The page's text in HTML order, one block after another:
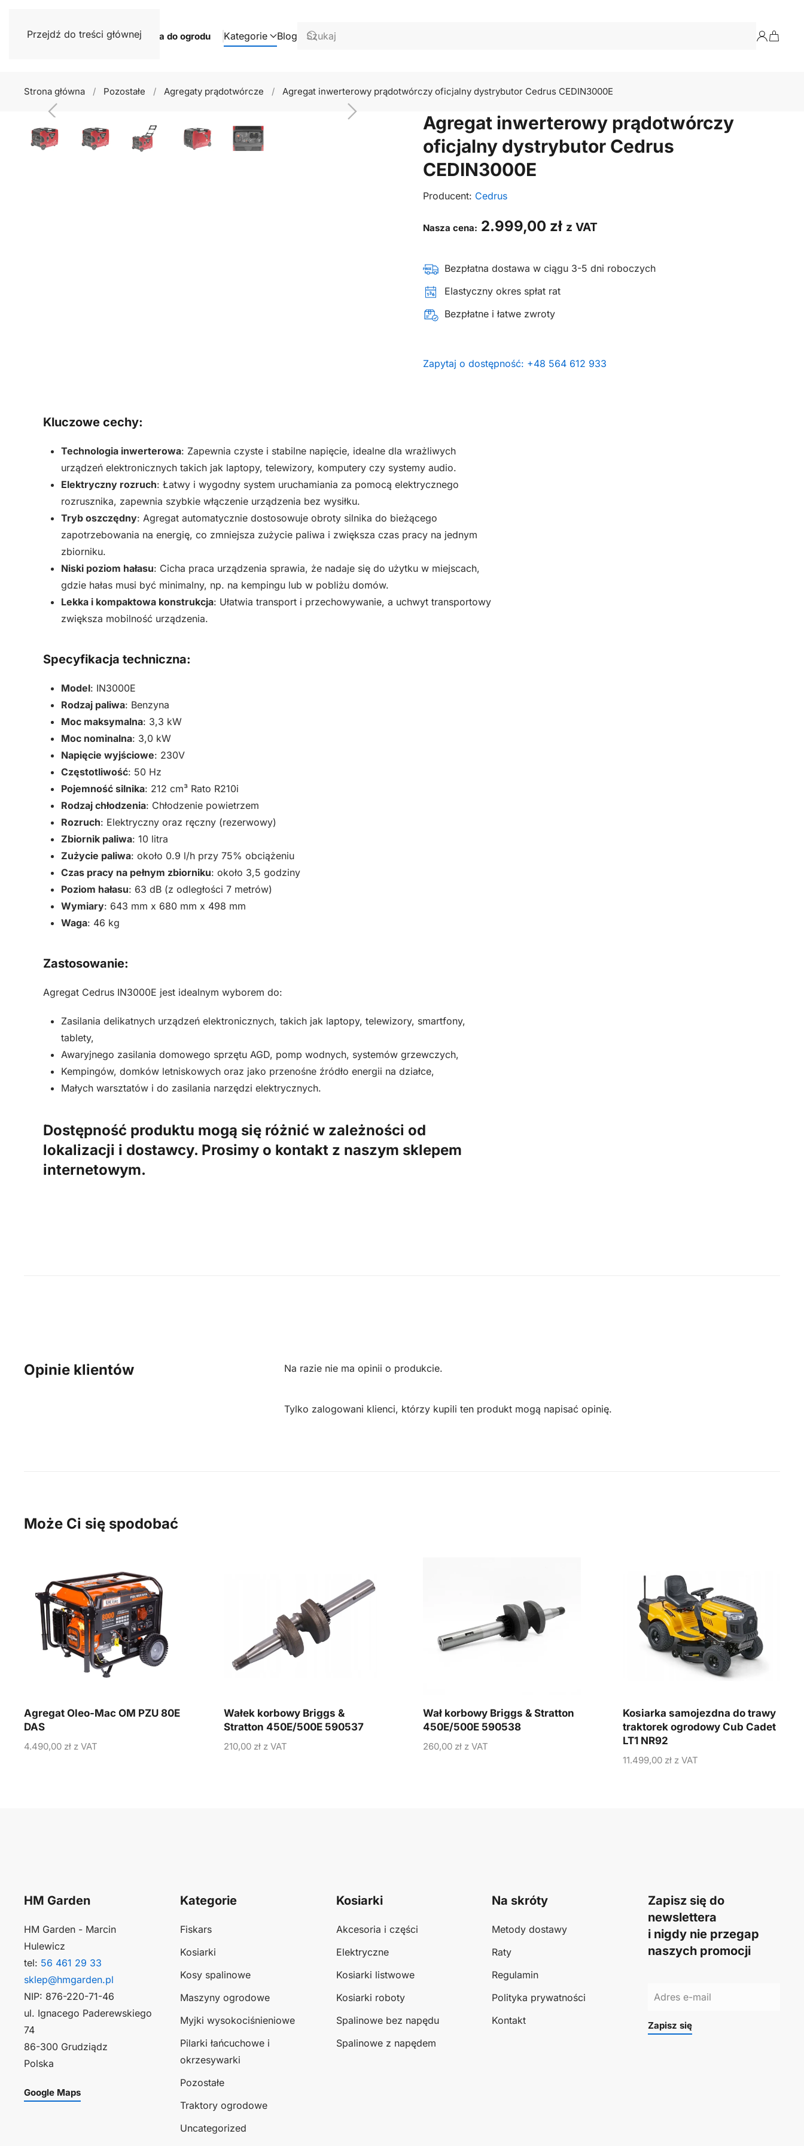
Przejdź do treści głównejNarzędzia do ogrodu Kategorie Blog
Strona główna Pozostałe Agregaty prądotwórcze Agregat inwerterowy prądotwórczy oficjalny dystrybutor Cedrus CEDIN3000E
Agregat inwerterowy prądotwórczy
oficjalny dystrybutor Cedrus
CEDIN3000E
Producent: Cedrus
Nasza cena: 2.999,00 zł z VAT
Bezpłatna dostawa w ciągu 3-5 dni roboczych
Elastyczny okres spłat rat
Bezpłatne i łatwe zwroty
Zapytaj o dostępność: +48 564 612 933
Kluczowe cechy:
Technologia inwerterowa: Zapewnia czyste i stabilne napięcie, idealne dla wrażliwych
urządzeń elektronicznych takich jak laptopy, telewizory, komputery czy systemy audio.
Elektryczny rozruch: Łatwy i wygodny system uruchamiania za pomocą elektrycznego
rozrusznika, zapewnia szybkie włączenie urządzenia bez wysiłku.
Tryb oszczędny: Agregat automatycznie dostosowuje obroty silnika do bieżącego
zapotrzebowania na energię, co zmniejsza zużycie paliwa i zwiększa czas pracy na jednym
zbiorniku.
Niski poziom hałasu: Cicha praca urządzenia sprawia, że nadaje się do użytku w miejscach,
gdzie hałas musi być minimalny, np. na kempingu lub w pobliżu domów.
Lekka i kompaktowa konstrukcja: Ułatwia transport i przechowywanie, a uchwyt transportowy
zwiększa mobilność urządzenia.
Specyfikacja techniczna:
Model: IN3000E
Rodzaj paliwa: Benzyna
Moc maksymalna: 3,3 kW
Moc nominalna: 3,0 kW
Napięcie wyjściowe: 230V
Częstotliwość: 50 Hz
Pojemność silnika: 212 cm³ Rato R210i
Rodzaj chłodzenia: Chłodzenie powietrzem
Rozruch: Elektryczny oraz ręczny (rezerwowy)
Zbiornik paliwa: 10 litra
Zużycie paliwa: około 0.9 l/h przy 75% obciążeniu
Czas pracy na pełnym zbiorniku: około 3,5 godziny
Poziom hałasu: 63 dB (z odległości 7 metrów)
Wymiary: 643 mm x 680 mm x 498 mm
Waga: 46 kg
Zastosowanie:
Agregat Cedrus IN3000E jest idealnym wyborem do:
Zasilania delikatnych urządzeń elektronicznych, takich jak laptopy, telewizory, smartfony,
tablety,
Awaryjnego zasilania domowego sprzętu AGD, pomp wodnych, systemów grzewczych,
Kempingów, domków letniskowych oraz jako przenośne źródło energii na działce,
Małych warsztatów i do zasilania narzędzi elektrycznych.
Dostępność produktu mogą się różnić w zależności od
lokalizacji i dostawcy. Prosimy o kontakt z naszym sklepem
internetowym.
Opinie klientów Na razie nie ma opinii o produkcie.
Tylko zalogowani klienci, którzy kupili ten produkt mogą napisać opinię.
Może Ci się spodobać
Agregat Oleo-Mac OM PZU 80E
DAS
4.490,00 zł z VAT
Wałek korbowy Briggs &
Stratton 450E/500E 590537
210,00 złz VAT
Wał korbowy Briggs & Stratton
450E/500E 590538
260,00 zł z VAT
Kosiarka samojezdna do trawy
traktorek ogrodowy Cub Cadet
LT1 NR92
11.499,00 złz VAT
HM Garden
HM Garden - Marcin
Hulewicz
tel: 56 461 29 33
sklep@hmgarden.pl
NIP: 876-220-71-46
ul. Ignacego Paderewskiego
74
86-300 Grudziądz
Polska
Google Maps
Kategorie
Fiskars
Kosiarki
Kosy spalinowe
Maszyny ogrodowe
Myjki wysokociśnieniowe
Pilarki łańcuchowe i
okrzesywarki
Pozostałe
Traktory ogrodowe
Uncategorized
Kosiarki
Akcesoria i części
Elektryczne
Kosiarki listwowe
Kosiarki roboty
Spalinowe bez napędu
Spalinowe z napędem
Na skróty
Metody dostawy
Raty
Regulamin
Polityka prywatności
Kontakt
Zapisz się do
newslettera
i nigdy nie przegap
naszych promocji
Zapisz się